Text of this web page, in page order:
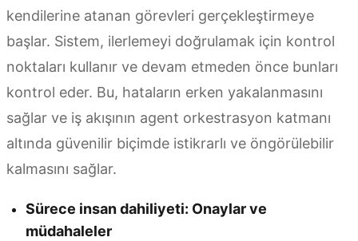
kendilerine atanan görevleri gerçekleştirmeye
başlar. Sistem, ilerlemeyi doğrulamak için kontrol
noktaları kullanır ve devam etmeden önce bunları
kontrol eder. Bu, hataların erken yakalanmasını
sağlar ve iş akışının agent orkestrasyon katmanı
altında güvenilir biçimde istikrarlı ve öngörülebilir
kalmasını sağlar.
Sürece insan dahiliyeti: Onaylar ve
müdahaleler